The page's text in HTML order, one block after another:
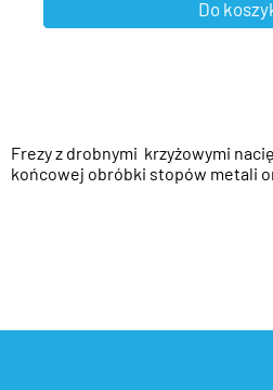
Frezy z drobnymi krzyżowymi
końcowej obróbki stopów metali